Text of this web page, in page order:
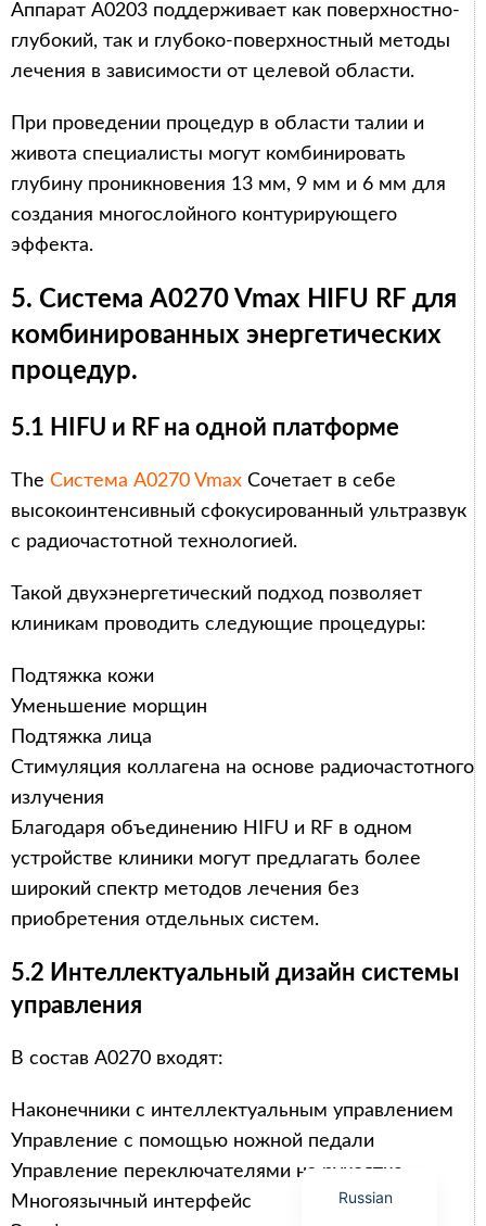
Аппарат A0203 поддерживает как поверхностно-
глубокий, так и глубоко-поверхностный методы
лечения в зависимости от целевой области.
При проведении процедур в области талии и
живота специалисты могут комбинировать
глубину проникновения 13 мм, 9 мм и 6 мм для
создания многослойного контурирующего
эффекта.
5. Система A0270 Vmax HIFU RF для
комбинированных энергетических
процедур.
5.1 HIFU и RF на одной платформе
The Система A0270 Vmax Сочетает в себе
высокоинтенсивный сфокусированный ультразвук
с радиочастотной технологией.
Такой двухэнергетический подход позволяет
клиникам проводить следующие процедуры:
Подтяжка кожи
Уменьшение морщин
Подтяжка лица
Стимуляция коллагена на основе радиочастотного
излучения
Благодаря объединению HIFU и RF в одном
устройстве клиники могут предлагать более
широкий спектр методов лечения без
приобретения отдельных систем.
5.2 Интеллектуальный дизайн системы
управления
В состав A0270 входят:
Наконечники с интеллектуальным управлением
Управление с помощью ножной педали
Управление переключателями на рукоятке
Многоязычный интерфейс
Russian
Spanish
German